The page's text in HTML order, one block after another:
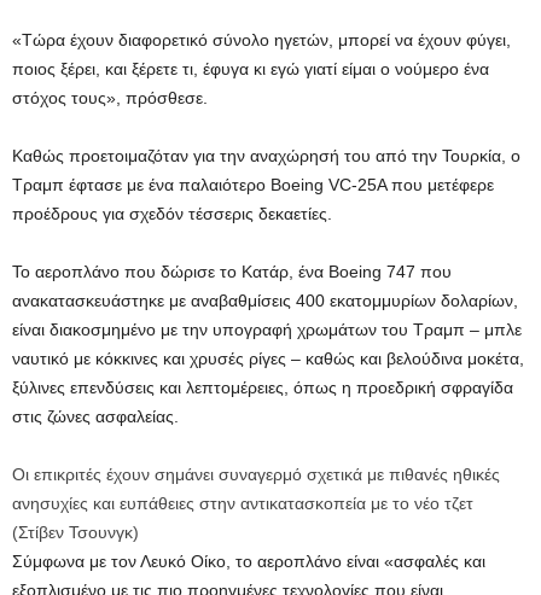
«Τώρα έχουν διαφορετικό σύνολο ηγετών, μπορεί να έχουν φύγει,
ποιος ξέρει, και ξέρετε τι, έφυγα κι εγώ γιατί είμαι ο νούμερο ένα
στόχος τους», πρόσθεσε.
Καθώς προετοιμαζόταν για την αναχώρησή του από την Τουρκία, ο
Τραμπ έφτασε με ένα παλαιότερο Boeing VC-25A που μετέφερε
προέδρους για σχεδόν τέσσερις δεκαετίες.
Το αεροπλάνο που δώρισε το Κατάρ, ένα Boeing 747 που
ανακατασκευάστηκε με αναβαθμίσεις 400 εκατομμυρίων δολαρίων,
είναι διακοσμημένο με την υπογραφή χρωμάτων του Τραμπ – μπλε
ναυτικό με κόκκινες και χρυσές ρίγες – καθώς και βελούδινα μοκέτα,
ξύλινες επενδύσεις και λεπτομέρειες, όπως η προεδρική σφραγίδα
στις ζώνες ασφαλείας.
Οι επικριτές έχουν σημάνει συναγερμό σχετικά με πιθανές ηθικές
ανησυχίες και ευπάθειες στην αντικατασκοπεία με το νέο τζετ
(Στίβεν Τσουνγκ)
Σύμφωνα με τον Λευκό Οίκο, το αεροπλάνο είναι «ασφαλές και
εξοπλισμένο με τις πιο προηγμένες τεχνολογίες που είναι